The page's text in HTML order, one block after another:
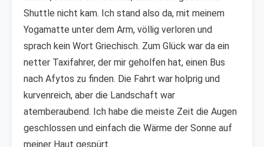
Shuttle nicht kam. Ich stand also da, mit meinem
Yogamatte unter dem Arm, völlig verloren und
sprach kein Wort Griechisch. Zum Glück war da ein
netter Taxifahrer, der mir geholfen hat, einen Bus
nach Afytos zu finden. Die Fahrt war holprig und
kurvenreich, aber die Landschaft war
atemberaubend. Ich habe die meiste Zeit die Augen
geschlossen und einfach die Wärme der Sonne auf
meiner Haut gespürt.